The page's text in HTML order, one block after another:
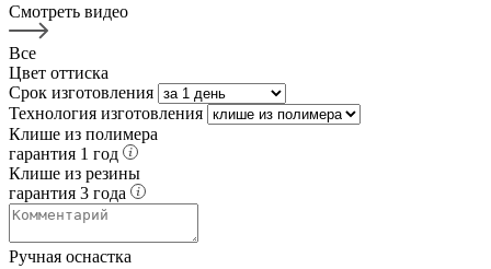
Смотреть видео
Все
Цвет оттиска
Срок изготовления
Технология изготовления
Клише из полимера
гарантия 1 год
Клише из резины
гарантия 3 года
Ручная оснастка